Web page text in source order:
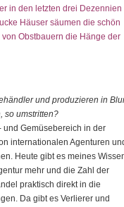
in den letzten drei Dezennien
Häuser säumen die schön
Obstbauern die Hänge der
und produzieren in
so umstritten?
und Gemüsebereich in der
internationalen Agenturen
Heute gibt es meines
mehr und die Zahl der
praktisch direkt in die
Da gibt es Verlierer und